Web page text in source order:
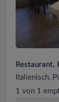
Restaurant,
Italienisch,
1 von 1